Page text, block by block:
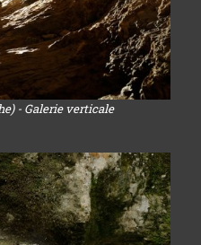
- Galerie verticale